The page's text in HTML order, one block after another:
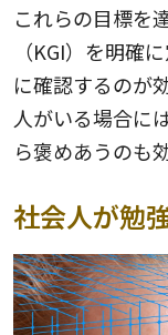
これらの目標を
（KGI）を明確
に確認するのが
人がいる場合に
ら褒めあうのも
社会人が勉